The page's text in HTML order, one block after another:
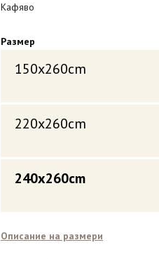
Кафяво
Размер
150x260cm
220x260cm
240x260cm
Описание на размери